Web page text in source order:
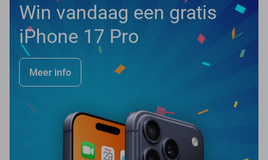
Win vandaag een gratis
iPhone 17 Pro
Meer info